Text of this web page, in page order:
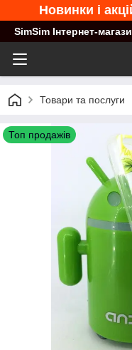
Новинки і
SimSim Інтернет-
Товари та послуги
Топ продажів